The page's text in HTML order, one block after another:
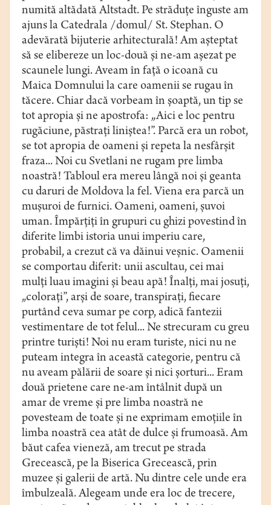
numită altădată Altstadt. Pe străduţe înguste am
ajuns la Catedrala /domul/ St. Stephan. O
adevărată bijuterie arhitecturală! Am aşteptat
să se elibereze un loc-două şi ne-am aşezat pe
scaunele lungi. Aveam în faţă o icoană cu
Maica Domnului la care oamenii se rugau în
tăcere. Chiar dacă vorbeam în şoaptă, un tip se
tot apropia şi ne apostrofa: „Aici e loc pentru
rugăciune, păstraţi liniştea!”. Parcă era un robot,
se tot apropia de oameni şi repeta la nesfârşit
fraza... Noi cu Svetlani ne rugam pre limba
noastră! Tabloul era mereu lângă noi şi geanta
cu daruri de Moldova la fel. Viena era parcă un
muşuroi de furnici. Oameni, oameni, şuvoi
uman. Împărţiţi în grupuri cu ghizi povestind în
diferite limbi istoria unui imperiu care,
probabil, a crezut că va dăinui veşnic. Oamenii
se comportau diferit: unii ascultau, cei mai
mulţi luau imagini şi beau apă! Înalţi, mai josuţi,
„coloraţi”, arşi de soare, transpiraţi, fiecare
purtând ceva sumar pe corp, adică fantezii
vestimentare de tot felul... Ne strecuram cu greu
printre turişti! Noi nu eram turiste, nici nu ne
puteam integra în această categorie, pentru că
nu aveam pălării de soare şi nici şorturi... Eram
două prietene care ne-am întâlnit după un
amar de vreme şi pre limba noastră ne
povesteam de toate şi ne exprimam emoţiile în
limba noastră cea atât de dulce şi frumoasă. Am
băut cafea vieneză, am trecut pe strada
Grecească, pe la Biserica Grecească, prin
muzee şi galerii de artă. Nu dintre cele unde era
îmbulzeală. Alegeam unde era loc de trecere,